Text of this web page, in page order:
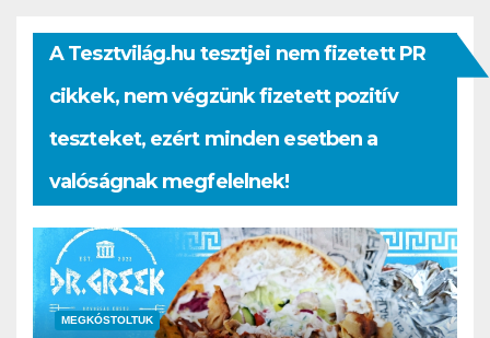
A Tesztvilág.hu tesztjei nem fizetett PR
cikkek, nem végzünk fizetett pozitív
teszteket, ezért minden esetben a
valóságnak megfelelnek!
MEGKÓSTOLTUK